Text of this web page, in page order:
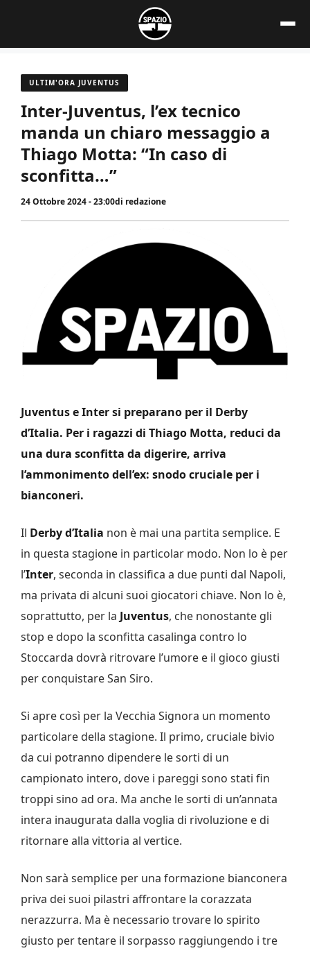
contenuto
ULTIM'ORA JUVENTUS
Inter-Juventus, l’ex tecnico
manda un chiaro messaggio a
Thiago Motta: “In caso di
sconfitta…”
24 Ottobre 2024 - 23:00di redazione
Juventus e Inter si preparano per il Derby
d’Italia. Per i ragazzi di Thiago Motta, reduci da
una dura sconfitta da digerire, arriva
l’ammonimento dell’ex: snodo cruciale per i
bianconeri.
Il Derby d’Italia non è mai una partita semplice. E
in questa stagione in particolar modo. Non lo è per
l’Inter, seconda in classifica a due punti dal Napoli,
ma privata di alcuni suoi giocatori chiave. Non lo è,
soprattutto, per la Juventus, che nonostante gli
stop e dopo la sconfitta casalinga contro lo
Stoccarda dovrà ritrovare l’umore e il gioco giusti
per conquistare San Siro.
Si apre così per la Vecchia Signora un momento
particolare della stagione. Il primo, cruciale bivio
da cui potranno dipendere le sorti di un
campionato intero, dove i pareggi sono stati fin
troppi sino ad ora. Ma anche le sorti di un’annata
intera inaugurata dalla voglia di rivoluzione e di
ritornare alla vittoria al vertice.
Non sarà semplice per una formazione bianconera
priva dei suoi pilastri affrontare la corazzata
nerazzurra. Ma è necessario trovare lo spirito
giusto per tentare il sorpasso raggiungendo i tre